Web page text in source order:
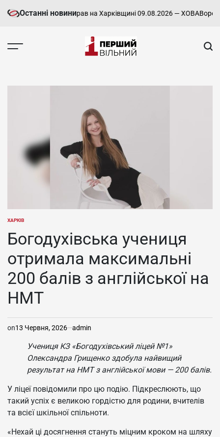
до
Останні новини
звіт про стан справ на Харківщині 09.08.2026 — ХОВАВорожі
-
новини
Харкова
та
області
ОПУБЛІКУВАТИ
ХАРКІВ
Богодухівська учениця
отримала максимальні
200 балів з англійської на
НМТ
on13 Червня, 2026 admin
Учениця КЗ «Богодухівський ліцей №1»
Олександра Грищенко здобула найвищий
результат на НМТ з англійської мови — 200 балів.
У ліцеї повідомили про цю подію. Підкреслюють, що
такий успіх є великою гордістю для родини, вчителів
та всієї шкільної спільноти.
«Нехай ці досягнення стануть міцним кроком на шляху